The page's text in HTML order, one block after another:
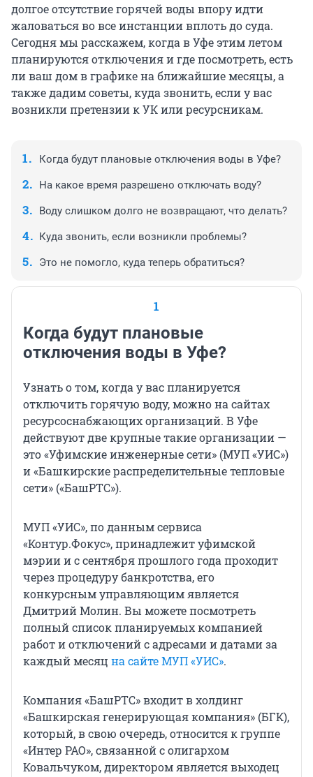
долгое отсутствие горячей воды впору идти
жаловаться во все инстанции вплоть до суда.
Сегодня мы расскажем, когда в Уфе этим летом
планируются отключения и где посмотреть, есть
ли ваш дом в графике на ближайшие месяцы, а
также дадим советы, куда звонить, если у вас
возникли претензии к УК или ресурсникам.
Когда будут плановые отключения воды в Уфе?
На какое время разрешено отключать воду?
Воду слишком долго не возвращают, что делать?
Куда звонить, если возникли проблемы?
Это не помогло, куда теперь обратиться?
1
Когда будут плановые
отключения воды в Уфе?
Узнать о том, когда у вас планируется
отключить горячую воду, можно на сайтах
ресурсоснабжающих организаций. В Уфе
действуют две крупные такие организации —
это «Уфимские инженерные сети» (МУП «УИС»)
и «Башкирские распределительные тепловые
сети» («БашРТС»).
МУП «УИС», по данным сервиса
«Контур.Фокус», принадлежит уфимской
мэрии и с сентября прошлого года проходит
через процедуру банкротства, его
конкурсным управляющим является
Дмитрий Молин. Вы можете посмотреть
полный список планируемых компанией
работ и отключений с адресами и датами за
каждый месяц на сайте МУП «УИС».
Компания «БашРТС» входит в холдинг
«Башкирская генерирующая компания» (БГК),
который, в свою очередь, относится к группе
«Интер РАО», связанной с олигархом
Ковальчуком, директором является выходец